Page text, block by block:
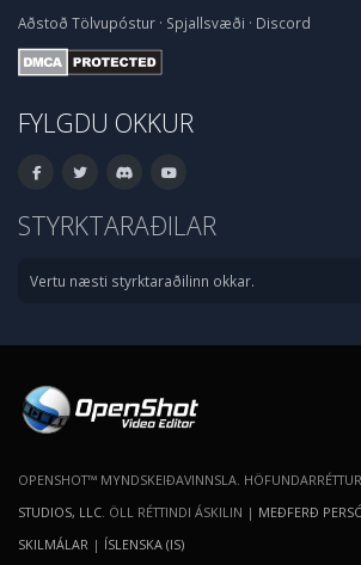
Aðstoð Tölvupóstur · Spjallsvæði · Discord
FYLGDU OKKUR
STYRKTARAÐILAR
Vertu næsti styrktaraðilinn okkar.
OPENSHOT™ MYNDSKEIÐAVINNSLA.
STUDIOS, LLC . ÖLL RÉTTINDI ÁSKILIN | MEÐFERÐ
SKILMÁLAR | ÍSLENSKA (IS)